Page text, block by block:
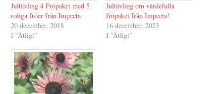
Jultävling 4 Fröpaket med 5
roliga fröer från Impecta
20 december, 2018
I ”Ätligt”
Jultävling om värdefulla
fröpaket från Impecta!
16 december, 2023
I ”Ätligt”